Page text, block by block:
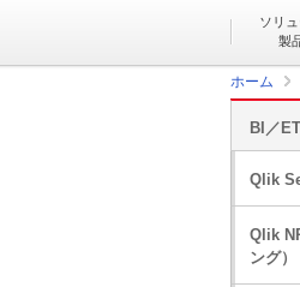
ソリ
製
ホーム
BI／
Qlik
Qlik
ング）